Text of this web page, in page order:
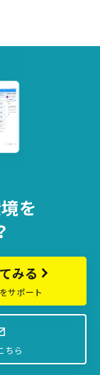
を
みる
サポート
ちら